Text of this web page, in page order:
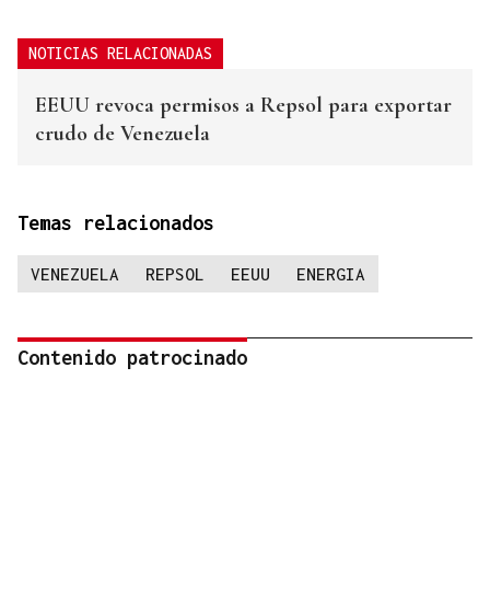
NOTICIAS RELACIONADAS
EEUU revoca permisos a Repsol para exportar
crudo de Venezuela
Temas relacionados
VENEZUELA REPSOL EEUU ENERGIA
Contenido patrocinado